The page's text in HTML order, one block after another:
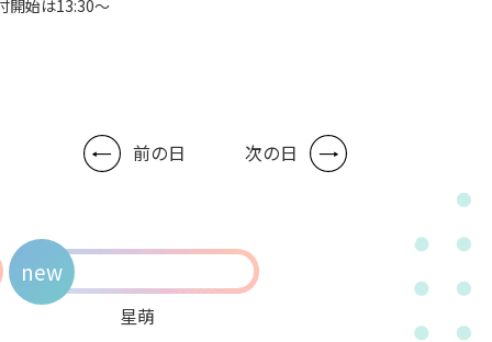
開始は13:30～
前の日 次の日
星萌
new